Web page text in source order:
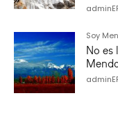
Soy
No es